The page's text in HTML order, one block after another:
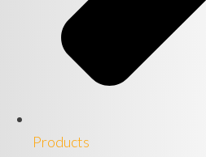
Products